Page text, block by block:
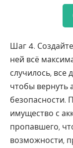
Шаг 4.
ней всё
случилось, все
чтобы вернуть
безопасности.
имущество с
пропавшего,
возможности,